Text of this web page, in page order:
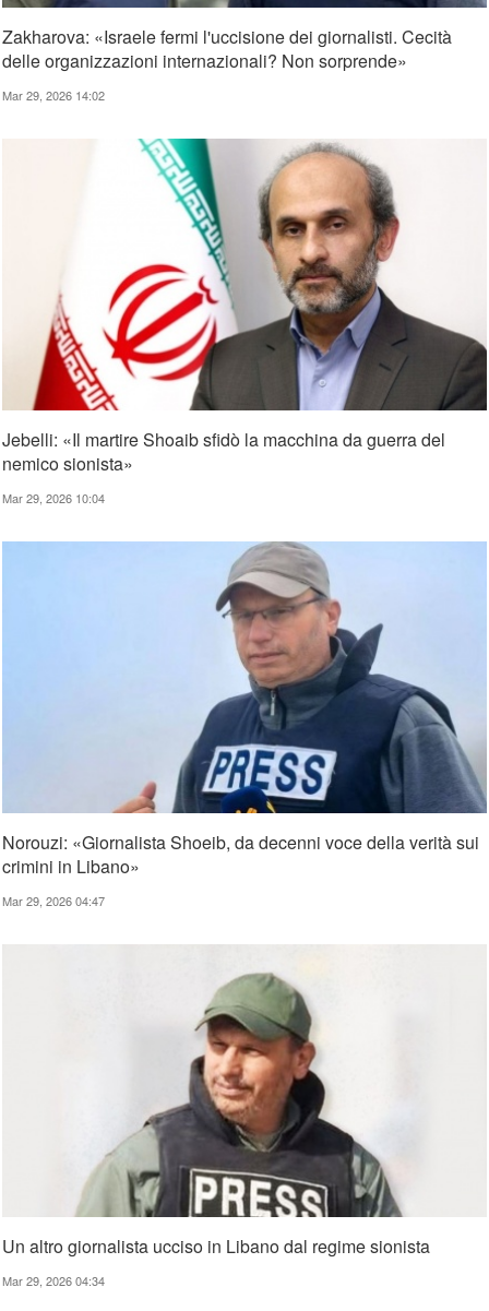
Zakharova: «Israele fermi l'uccisione dei giornalisti. Cecità
delle organizzazioni internazionali? Non sorprende»
Mar 29, 2026 14:02
Jebelli: «Il martire Shoaib sfidò la macchina da guerra del
nemico sionista»
Mar 29, 2026 10:04
Norouzi: «Giornalista Shoeib, da decenni voce della verità sui
crimini in Libano»
Mar 29, 2026 04:47
Un altro giornalista ucciso in Libano dal regime sionista
Mar 29, 2026 04:34